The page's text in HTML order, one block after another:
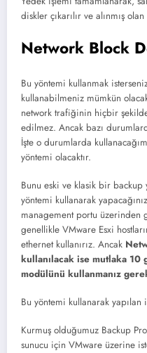
diskler çıkarılır ve alınmış
Network Block
Bu yöntemi kullanmak
kullanabilmeniz mümkün
network trafiğinin hiçbir
edilmez. Ancak bazı
İşte o durumlarda
yöntemi olacaktır.
Bunu eski ve klasik bir
yöntemi kullanarak
management portu üzerinden
genellikle VMware Esxi
ethernet kullanırız. Ancak
kullanılacak ise mutlaka 10
modülünü kullanmanız
Bu yöntemi kullanarak yapılan
Kurmuş olduğumuz Backup
sunucu için VMware üzerine